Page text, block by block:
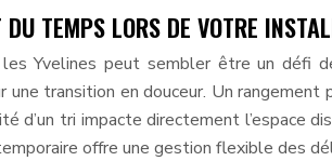
DU TEMPS LORS DE VOTRE
les Yvelines peut sembler être un défi
une transition en douceur. Un
d’un tri impacte directement l’espace
offre une gestion flexible des